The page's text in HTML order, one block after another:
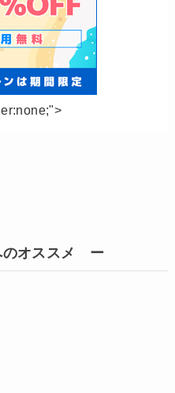
オススメ ー